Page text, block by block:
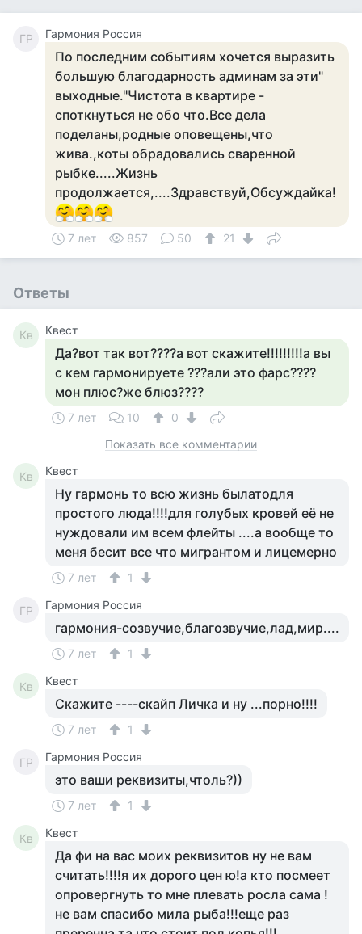
ГР Гармония Россия
По последним событиям хочется выразить
большую благодарность админам за эти"
выходные."Чистота в квартире -
споткнуться не обо что.Все дела
поделаны,родные оповещены,что
жива.,коты обрадовались сваренной
рыбке.....Жизнь
продолжается,....Здравствуй,Обсуждайка!
7 лет 857 50 21
Ответы
Кв Квест
Да?вот так вот????а вот скажите!!!!!!!!!а вы
с кем гармонируете ???али это фарс????
мон плюс?же блюз????
7 лет 10
0
Показать все комментарии
Кв Квест
Ну гармонь то всю жизнь былатодля
простого люда!!!!для голубых кровей её не
нуждовали им всем флейты ....а вообще то
меня бесит все что мигрантом и лицемерно
7 лет 1
ГР Гармония Россия
гармония-созвучие,благозвучие,лад,мир....
7 лет 1
Кв Квест
Скажите ----скайп Личка и ну ...порно!!!!
7 лет 1
ГР Гармония Россия
это ваши реквизиты,чтоль?))
7 лет 1
Кв Квест
Да фи на вас моих реквизитов ну не вам
считать!!!!я их дорого цен ю!а кто посмеет
опровергнуть то мне плевать росла сама !
не вам спасибо мила рыба!!!еще раз